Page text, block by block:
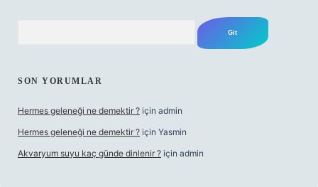
SON YORUMLAR
Hermes geleneği ne demektir ? için admin
Hermes geleneği ne demektir ? için Yasmin
Akvaryum suyu kaç günde dinlenir ? için admin